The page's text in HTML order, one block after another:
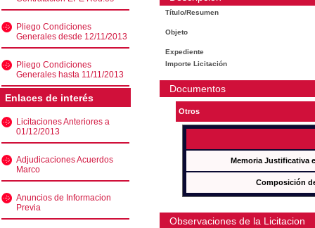
Pliego Condiciones
Generales desde 12/11/2013
Pliego Condiciones
Generales hasta 11/11/2013
Enlaces de interés
Licitaciones Anteriores a
01/12/2013
Adjudicaciones Acuerdos
Marco
Anuncios de Informacion
Previa
Título/Resumen
Objeto
Expediente
Importe Licitación
Documentos
Otros
Memoria Justificativa
Composición
Observaciones de la Licitacion